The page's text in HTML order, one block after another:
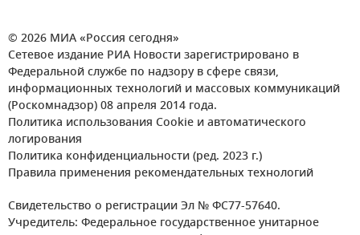
© 2026 МИА «Россия сегодня»
Сетевое издание РИА Новости зарегистрировано в
Федеральной службе по надзору в сфере связи,
информационных технологий и массовых коммуникаций
(Роскомнадзор) 08 апреля 2014 года.
Политика использования Cookie и автоматического
логирования
Политика конфиденциальности (ред. 2023 г.)
Правила применения рекомендательных технологий
Свидетельство о регистрации Эл № ФС77-57640.
Учредитель: Федеральное государственное унитарное